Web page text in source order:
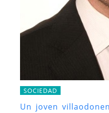
SOCIEDAD
Un joven